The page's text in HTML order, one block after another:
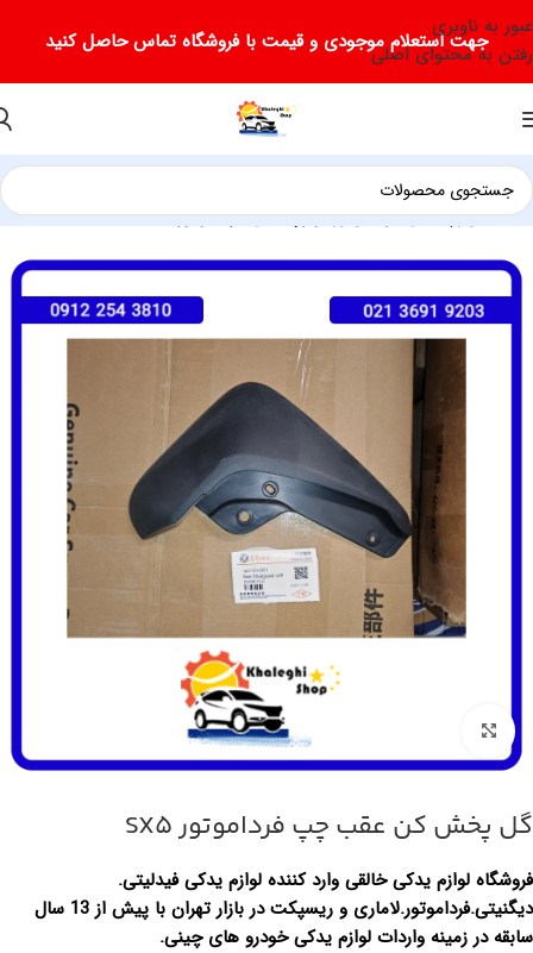
عبور به ناوبری
رفتن به محتوای اصلی
جهت استعلام موجودی و قیمت با فروشگاه تماس حاصل کنید
خانه لوازم یدکی فرداموتور لوازم یدکی فرداموتور SX5
گل پخش کن عقب چپ فرداموتور SX5
فروشگاه لوازم یدکی خالقی وارد کننده لوازم یدکی فیدلیتی.
دیگنیتی.فرداموتور.لاماری و ریسپکت در بازار تهران با پیش از 13 سال
سابقه در زمینه واردات لوازم یدکی خودرو های چینی.